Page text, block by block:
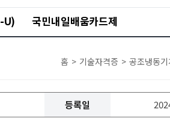
U) 국민내일배움카드제
홈 > 기술자격증 > 공조냉동기
등록일